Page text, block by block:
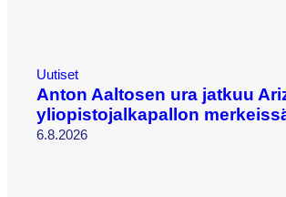
Uutiset
Anton Aaltosen ura jatkuu
yliopistojalkapallon
6.8.2026